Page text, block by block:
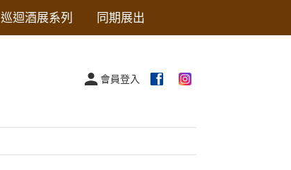
巡迴酒展系列 同期展出
會員登入